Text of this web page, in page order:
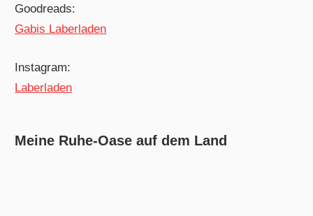
Goodreads:
Gabis Laberladen
Instagram:
Laberladen
Meine Ruhe-Oase auf dem Land